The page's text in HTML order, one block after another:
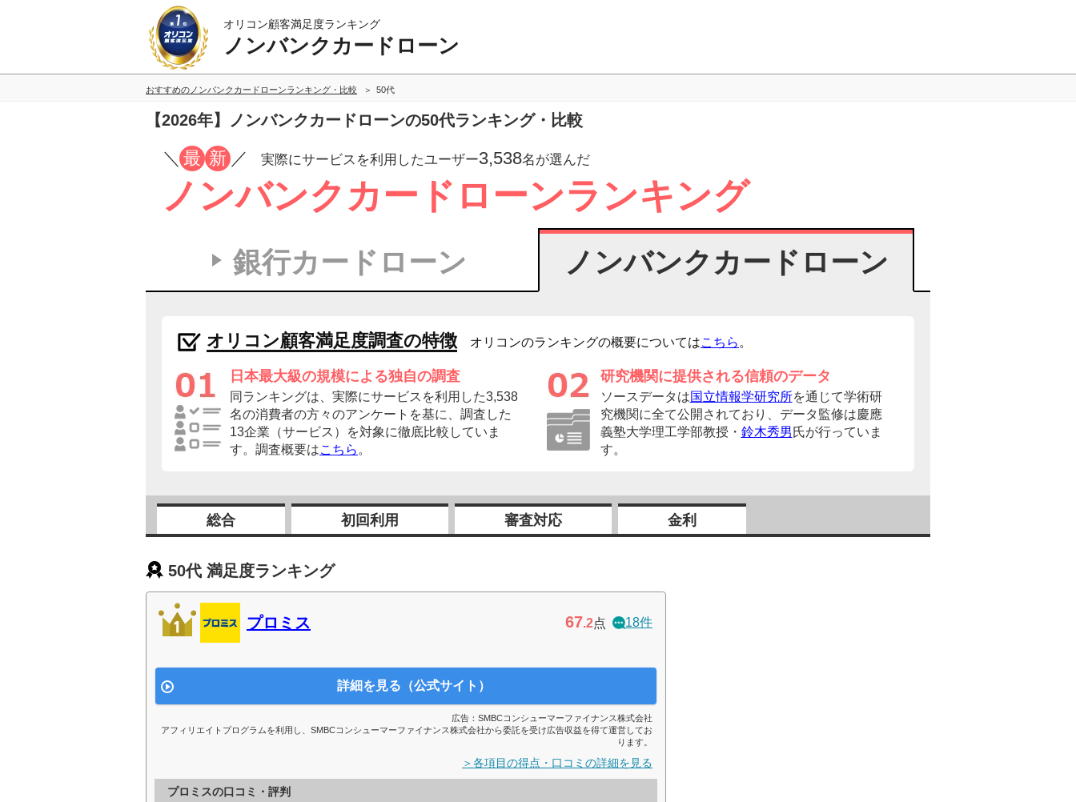
オリコン顧客満足度ランキング
ノンバンクカードローン
おすすめのノンバンクカードローンランキング・比較 50代
【2026年】ノンバンクカードローンの50代ランキング・比較
／ 最 新 ／ 実際にサービスを利用したユーザー3,538名が選んだ
ノンバンクカードローンランキング
銀行カードローン ノンバンクカードローン
オリコン顧客満足度調査の特徴 オリコンのランキングの概要についてはこちら 。
日本最大級の規模による独自の調査
同ランキングは、実際にサービスを利用した3,538
名の消費者の方々のアンケートを基に、調査した
13企業（サービス）を対象に徹底比較していま
す。調査概要はこちら 。
研究機関に提供される信頼のデータ
ソースデータは国立情報学研究所を通じて学術研
究機関に全て公開されており、データ監修は慶應
義塾大学理工学部教授・ 鈴木秀男 氏が行っていま
す。
総合 初回利用 審査対応 金利
50代 満足度ランキング
プロミス 67.2点 18件
詳細を見る（公式サイト）
広告：SMBCコンシューマーファイナンス株式会社
アフィリエイトプログラムを利用し、SMBCコンシューマーファイナンス株式会社から委託を受け広告収益を得て運営してお
ります。
＞各項目の得点・口コミの詳細を見る
プロミスの口コミ・評判